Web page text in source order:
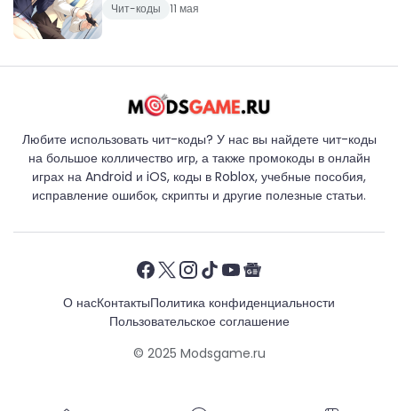
Чит-коды 11 мая
Любите использовать чит-коды? У нас вы найдете чит-коды
на большое колличество игр, а также промокоды в онлайн
играх на Android и iOS, коды в Roblox, учебные пособия,
исправление ошибок, скрипты и другие полезные статьи.
О насКонтактыПолитика конфиденциальности
Пользовательское соглашение
© 2025 Modsgame.ru